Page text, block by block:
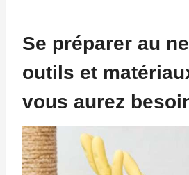
Se préparer au
outils et
vous aurez